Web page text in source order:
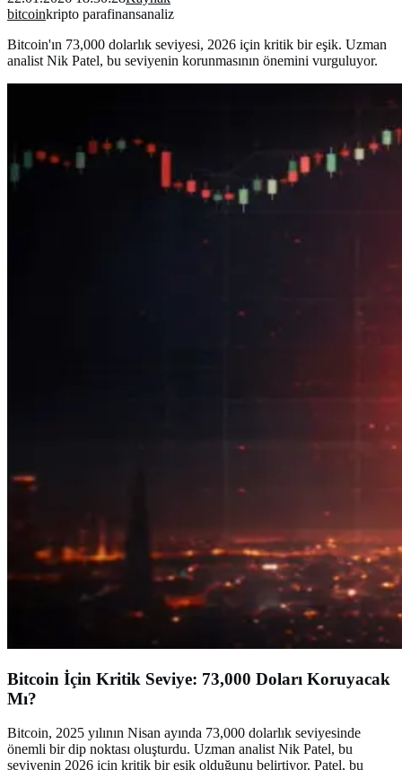
bitcoinkripto parafinansanaliz
Bitcoin'ın 73,000 dolarlık seviyesi, 2026 için kritik bir eşik. Uzman
analist Nik Patel, bu seviyenin korunmasının önemini vurguluyor.
Bitcoin İçin Kritik Seviye: 73,000 Doları Koruyacak
Mı?
Bitcoin, 2025 yılının Nisan ayında 73,000 dolarlık seviyesinde
önemli bir dip noktası oluşturdu. Uzman analist Nik Patel, bu
seviyenin 2026 için kritik bir eşik olduğunu belirtiyor. Patel, bu